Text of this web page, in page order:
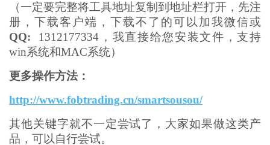
（一定要完整将工具地址复制到地址栏打开，先注
册，下载客户端，下载不了的可以加我微信或
QQ:
1312177334，我直接给您安装文件，支持
win系统和MAC系统）
更多操作方法：
http://www.fobtrading.cn/smartsousou/
其他关键字就不一定尝试了，大家如果做这类产
品，可以自行尝试。